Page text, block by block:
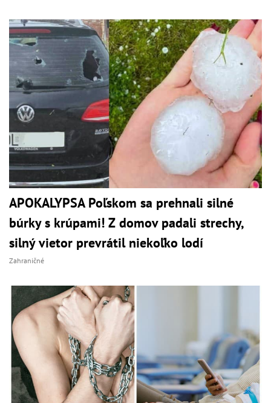
APOKALYPSA Poľskom sa prehnali silné
búrky s krúpami! Z domov padali strechy,
silný vietor prevrátil niekoľko lodí
Zahraničné